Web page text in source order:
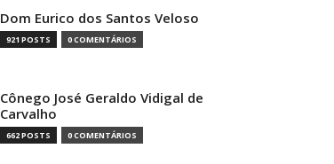
Dom Eurico dos Santos Veloso
921 POSTS 0 COMENTÁRIOS
Cônego José Geraldo Vidigal de
Carvalho
662 POSTS 0 COMENTÁRIOS